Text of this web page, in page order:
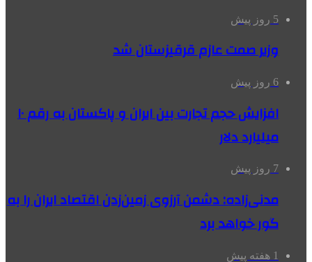
5 روز پیش
وزیر صمت عازم قرقیزستان شد
6 روز پیش
افزایش حجم تجارت بین ایران و پاکستان به رقم ۱۰
میلیارد دلار
7 روز پیش
مدنی‌زاده: دشمن آرزوی زمین‌زدن اقتصاد ایران را به
گور خواهد برد
1 هفته پیش